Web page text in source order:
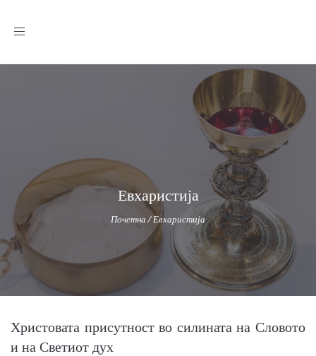
Toggle
Евхаристија
Почетна/Евхаристија
Христовата присутност во силината на Словото
и на Светиот дух